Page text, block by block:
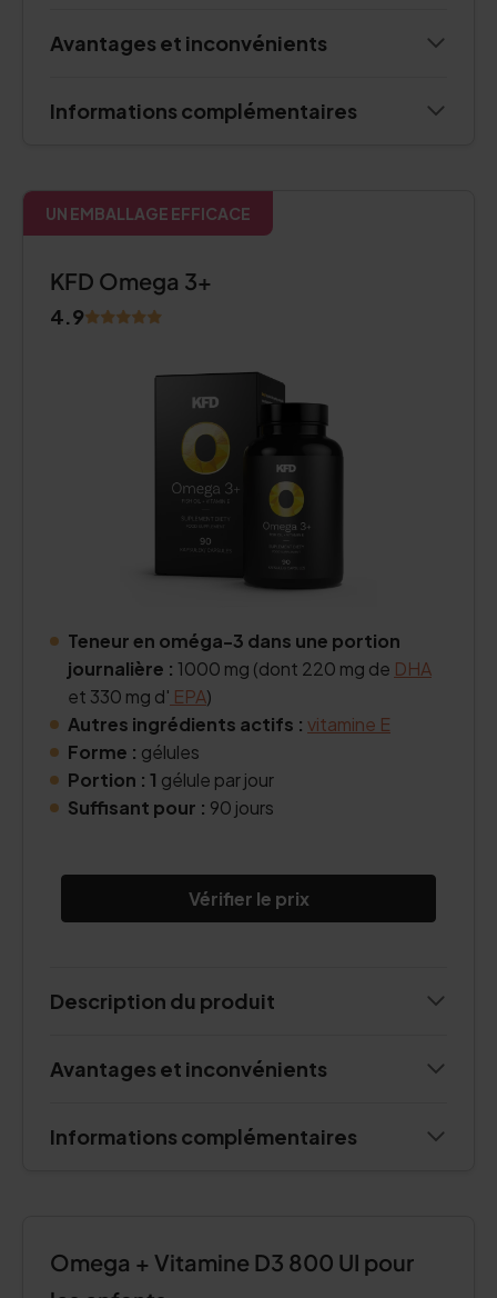
Avantages et inconvénients
Informations complémentaires
UN EMBALLAGE EFFICACE
KFD Omega 3+
4.9
Teneur en oméga-3 dans une portion
journalière : 1000 mg (dont 220 mg de DHA
et 330 mg d' EPA)
Autres ingrédients actifs : vitamine E
Forme : gélules
Portion : 1 gélule par jour
Suffisant pour : 90 jours
Vérifier le prix
Description du produit
Avantages et inconvénients
Informations complémentaires
Omega + Vitamine D3 800 UI pour